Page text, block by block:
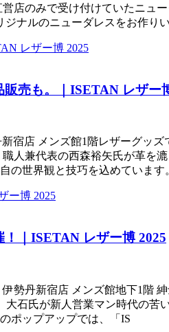
店のみで受け付けていたニュ
ナルのニューダレスをお作り
売も。｜ISETAN レザー
宿店 メンズ館1階レザーグッ
人兼代表の西森裕矢氏が革を
の世界観と技巧を込めています
｜ISETAN レザー博 2025
勢丹新宿店 メンズ館地下1階
石氏が新人営業マン時代の苦
ポップアップでは、「IS